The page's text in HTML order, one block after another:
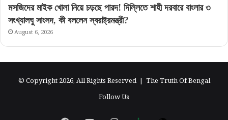
মসজিদের মাইক খোলা নিয়ে চড়ছে পারদ! দিল্লিতে শাহী দরবারে বাংলার ৩
সংখ্যালঘু সাংসদ, কী বললেন স্বরাষ্ট্রমন্ত্রী?
August 6, 2026
© Copyright 2026, All Rights Reserved | The Truth Of Bengal
Follow Us